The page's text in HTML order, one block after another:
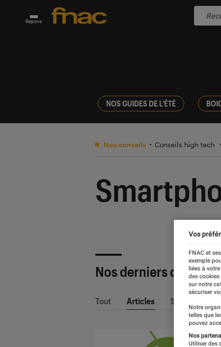
Rayons
NOS GUIDES DE L'ÉTÉ
Nos conseils Conseils high tech
Nos derniers
Tout Articles Sélections et
Vos
FNAC et
exemple
liées à
des
sur notre
sécuriser
Notre
telles que
pouvez
Nos
Utiliser des